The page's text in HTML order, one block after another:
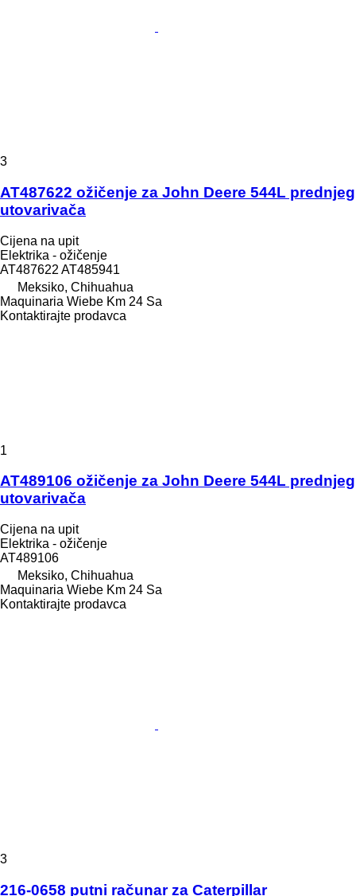
3
AT487622 ožičenje za John Deere 544L prednjeg
utovarivača
Cijena na upit
Elektrika - ožičenje
AT487622 AT485941
Meksiko, Chihuahua
Maquinaria Wiebe Km 24 Sa
Kontaktirajte prodavca
1
AT489106 ožičenje za John Deere 544L prednjeg
utovarivača
Cijena na upit
Elektrika - ožičenje
AT489106
Meksiko, Chihuahua
Maquinaria Wiebe Km 24 Sa
Kontaktirajte prodavca
3
216-0658 putni računar za Caterpillar